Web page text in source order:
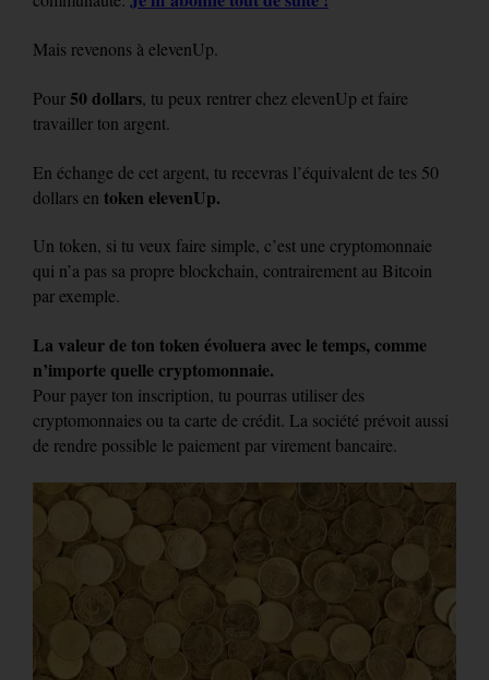
Mais revenons à elevenUp.
Pour50 dollars, tu peux rentrer chez elevenUp et faire
travailler ton argent.
En échange de cet argent, tu recevras l’équivalent de tes 50
dollars en token elevenUp.
Un token, si tu veux faire simple, c’est une cryptomonnaie
qui n’a pas sa propre blockchain, contrairement au Bitcoin
par exemple.
La valeur de ton token évoluera avec le temps, comme
n’importe quelle cryptomonnaie.
Pour payer ton inscription, tu pourras utiliser des
cryptomonnaies ou ta carte de crédit. La société prévoit aussi
de rendre possible le paiement par virement bancaire.